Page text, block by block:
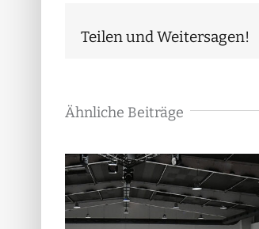
Teilen und Weitersagen!
Ähnliche Beiträge